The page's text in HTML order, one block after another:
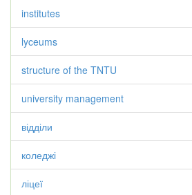
institutes
lyceums
structure of the TNTU
university management
відділи
коледжі
ліцеї